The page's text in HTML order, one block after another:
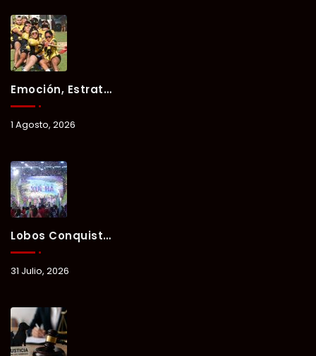
Emoción, Estrategia Y Trabajo En Equipo Marcan El Segundo Día Del Verano Xul-Há 2026.
1 Agosto, 2026
Lobos Conquista La Primera Competencia Del Verano Xul-Há 2026 En Una Noche Llena De Talento Y Energía.
31 Julio, 2026